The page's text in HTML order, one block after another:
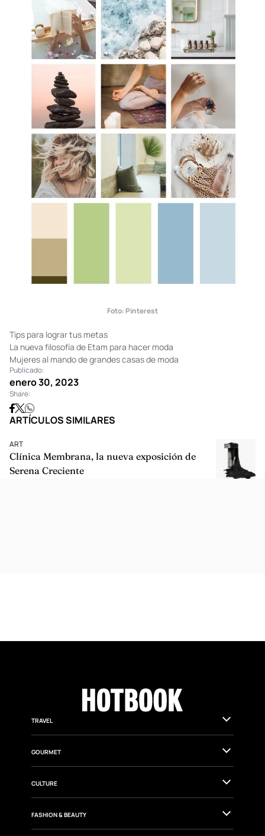
Foto: Pinterest
Tips para lograr tus metas
La nueva filosofía de Etam para hacer moda
Mujeres al mando de grandes casas de moda
Publicado:
enero 30, 2023
Share:
ARTÍCULOS SIMILARES
ART
Clínica Membrana, la nueva exposición de
Serena Creciente
TRAVEL
GOURMET
CULTURE
FASHION & BEAUTY